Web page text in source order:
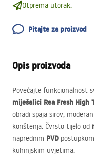
Otprema utorak.
Pitajte za proizvod
Opis proizvoda
Povećajte funkcionalnost
miješalici Rea Fresh High
obradi spaja sirov,
korištenja. Čvrsto tijelo od
naprednim PVD
kuhinjskim uvjetima.